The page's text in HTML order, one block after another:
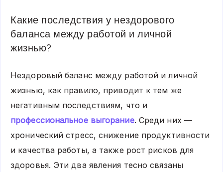
Какие последствия у нездорового
баланса между работой и личной
жизнью?
Нездоровый баланс между работой и личной
жизнью, как правило, приводит к тем же
негативным последствиям, что и
профессиональное выгорание. Среди них —
хронический стресс, снижение продуктивности
и качества работы, а также рост рисков для
здоровья. Эти два явления тесно связаны